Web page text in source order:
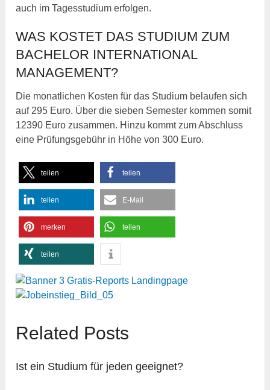
auch im Tagesstudium erfolgen.
WAS KOSTET DAS STUDIUM ZUM
BACHELOR INTERNATIONAL
MANAGEMENT?
Die monatlichen Kosten für das Studium belaufen sich
auf 295 Euro. Über die sieben Semester kommen somit
12390 Euro zusammen. Hinzu kommt zum Abschluss
eine Prüfungsgebühr in Höhe von 300 Euro.
teilen teilen
teilen E-Mail
merken teilen
teilen
Related Posts
Ist ein Studium für jeden geeignet?